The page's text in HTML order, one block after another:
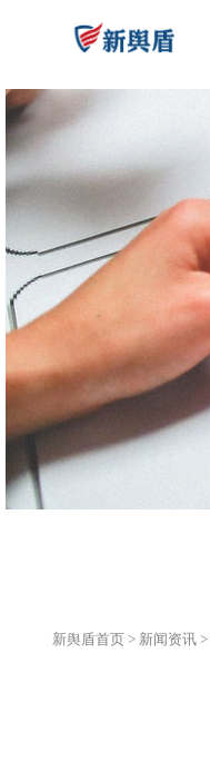
新舆盾首页 > 新闻资讯 >